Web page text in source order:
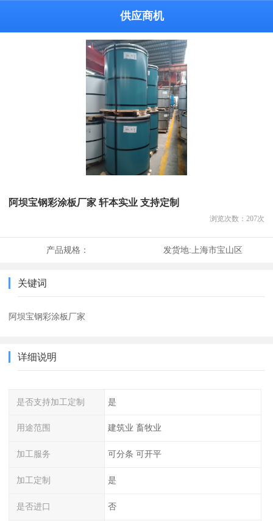
供应商机
阿坝宝钢彩涂板厂家 轩本实业 支持定制
浏览次数： 207次
产品规格： 发货地:上海市宝山区
关键词
阿坝宝钢彩涂板厂家
详细说明
是否支持加工定制 是
用途范围 建筑业 畜牧业
加工服务 可分条 可开平
加工定制 是
是否进口 否